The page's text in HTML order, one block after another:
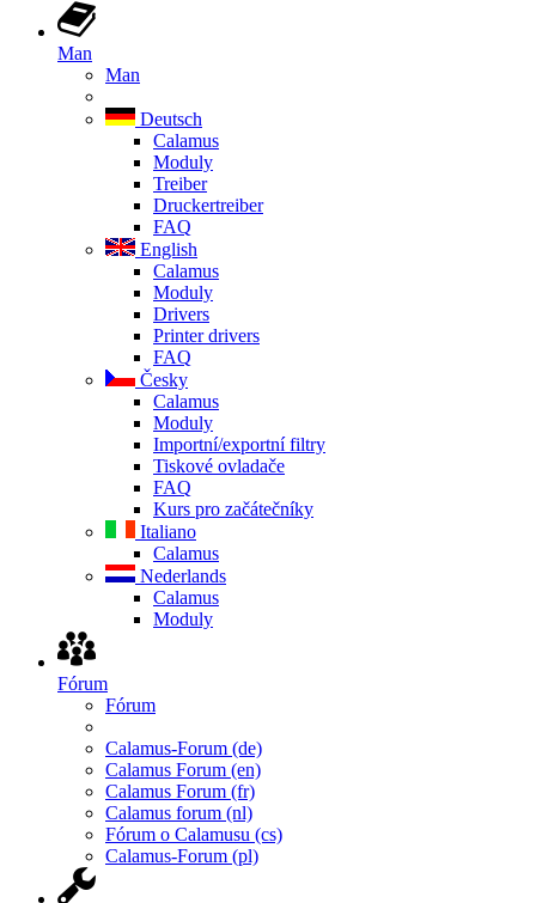
Man
Man
Deutsch
Calamus
Moduly
Treiber
Druckertreiber
FAQ
English
Calamus
Moduly
Drivers
Printer drivers
FAQ
Česky
Calamus
Moduly
Importní/exportní filtry
Tiskové ovladače
FAQ
Kurs pro začátečníky
Italiano
Calamus
Nederlands
Calamus
Moduly
Fórum
Fórum
Calamus-Forum (de)
Calamus Forum (en)
Calamus Forum (fr)
Calamus forum (nl)
Fórum o Calamusu (cs)
Calamus-Forum (pl)